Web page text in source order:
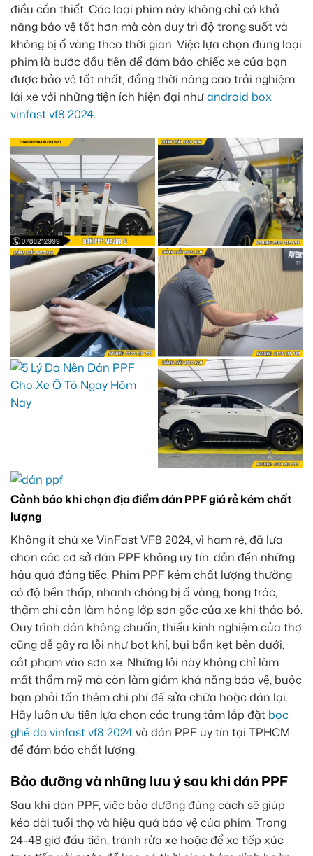
điều cần thiết. Các loại phim này không chỉ có khả
năng bảo vệ tốt hơn mà còn duy trì độ trong suốt và
không bị ố vàng theo thời gian. Việc lựa chọn đúng loại
phim là bước đầu tiên để đảm bảo chiếc xe của bạn
được bảo vệ tốt nhất, đồng thời nâng cao trải nghiệm
lái xe với những tiện ích hiện đại nhưandroid box
vinfast vf8 2024.
Cảnh báo khi chọn địa điểm dán PPF giá rẻ kém chất
lượng
Không ít chủ xe VinFast VF8 2024, vì ham rẻ, đã lựa
chọn các cơ sở dán PPF không uy tín, dẫn đến những
hậu quả đáng tiếc. Phim PPF kém chất lượng thường
có độ bền thấp, nhanh chóng bị ố vàng, bong tróc,
thậm chí còn làm hỏng lớp sơn gốc của xe khi tháo bỏ.
Quy trình dán không chuẩn, thiếu kinh nghiệm của thợ
cũng dễ gây ra lỗi như bọt khí, bụi bẩn kẹt bên dưới,
cắt phạm vào sơn xe. Những lỗi này không chỉ làm
mất thẩm mỹ mà còn làm giảm khả năng bảo vệ, buộc
bạn phải tốn thêm chi phí để sửa chữa hoặc dán lại.
Hãy luôn ưu tiên lựa chọn các trung tâm lắp đặt bọc
ghế da vinfast vf8 2024và dán PPF uy tín tại TPHCM
để đảm bảo chất lượng.
Bảo dưỡng và những lưu ý sau khi dán PPF
Sau khi dán PPF, việc bảo dưỡng đúng cách sẽ giúp
kéo dài tuổi thọ và hiệu quả bảo vệ của phim. Trong
24-48 giờ đầu tiên, tránh rửa xe hoặc để xe tiếp xúc